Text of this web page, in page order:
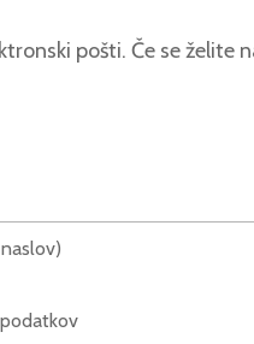
pošti. Če se želite